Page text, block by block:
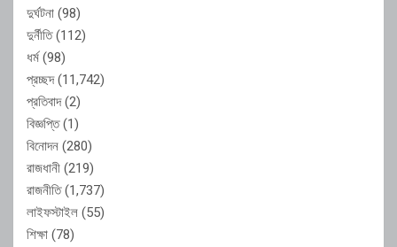
দুর্ঘটনা (98)
দুর্নীতি(112)
ধর্ম(98)
প্রচ্ছদ(11,742)
প্রতিবাদ(2)
বিজ্ঞপ্তি(1)
বিনোদন (280)
রাজধানী (219)
রাজনীতি(1,737)
লাইফস্টাইল (55)
শিক্ষা (78)